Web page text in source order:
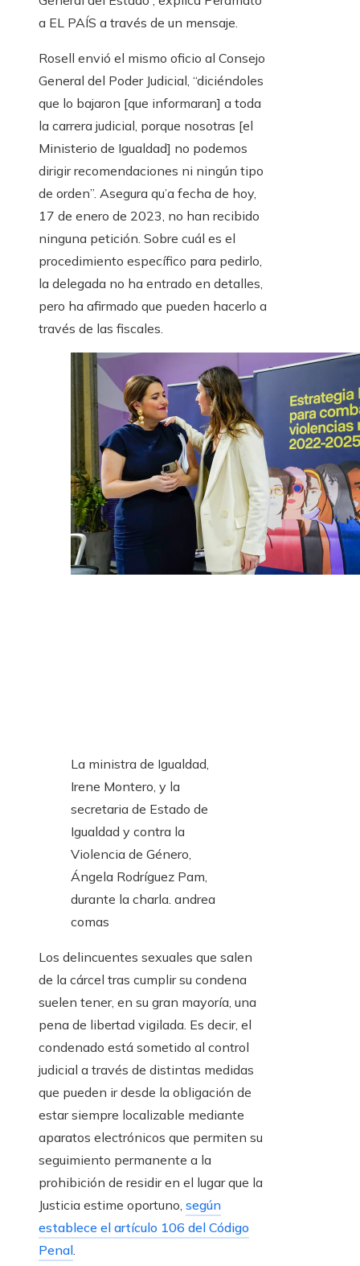
a EL PAÍS a través de un mensaje.
Rosell envió el mismo oficio al Consejo
General del Poder Judicial, “diciéndoles
que lo bajaron [que informaran] a toda
la carrera judicial, porque nosotras [el
Ministerio de Igualdad] no podemos
dirigir recomendaciones ni ningún tipo
de orden”. Asegura qu’a fecha de hoy,
17 de enero de 2023, no han recibido
ninguna petición. Sobre cuál es el
procedimiento específico para pedirlo,
la delegada no ha entrado en detalles,
pero ha afirmado que pueden hacerlo a
través de las fiscales.
La ministra de Igualdad,
Irene Montero, y la
secretaria de Estado de
Igualdad y contra la
Violencia de Género,
Ángela Rodríguez Pam,
durante la charla. andrea
comas
Los delincuentes sexuales que salen
de la cárcel tras cumplir su condena
suelen tener, en su gran mayoría, una
pena de libertad vigilada. Es decir, el
condenado está sometido al control
judicial a través de distintas medidas
que pueden ir desde la obligación de
estar siempre localizable mediante
aparatos electrónicos que permiten su
seguimiento permanente a la
prohibición de residir en el lugar que la
Justicia estime oportuno, según
establece el artículo 106 del Código
Penal.